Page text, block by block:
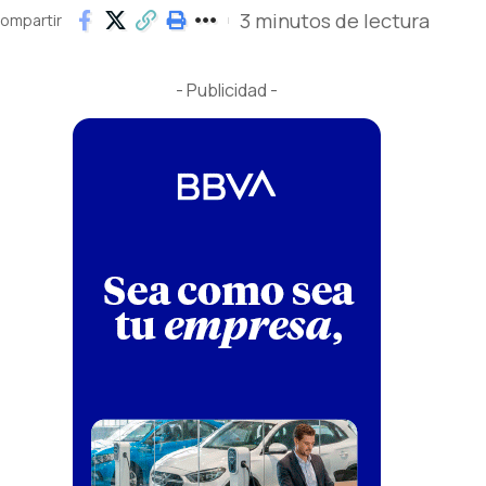
3 minutos de lectura
- Publicidad -